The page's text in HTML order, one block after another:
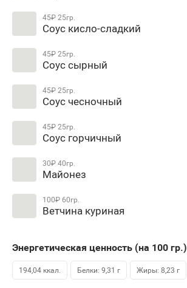
45₽25гр.
Соус кисло-сладкий
45₽25гр.
Соус сырный
45₽25гр.
Соус чесночный
45₽25гр.
Соус горчичный
30₽40гр.
Майонез
100₽60гр.
Ветчина куриная
Энергетическая ценность (на 100гр.)
194,04 ккал. Белки: 9,31 г Жиры: 8,23 г